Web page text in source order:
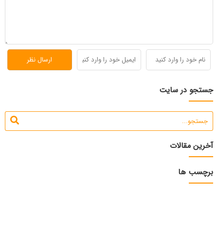
جستجو در سایت
آخرین مقالات
برچسب ها